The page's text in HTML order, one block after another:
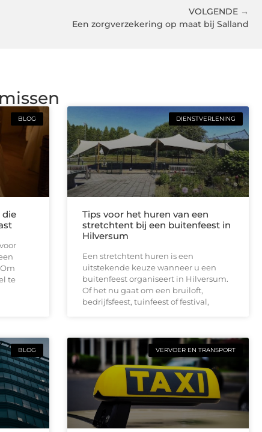
VOLGENDE →
Een zorgverzekering op maat bij Salland
BLOG
die
te
DIENSTVERLENING
Tips voor het huren van een
stretchtent bij een buitenfeest in
Hilversum
Een stretchtent huren is een
uitstekende keuze wanneer u een
buitenfeest organiseert in Hilversum.
Of het nu gaat om een bruiloft,
bedrijfsfeest, tuinfeest of festival,
BLOG VERVOER EN TRANSPORT